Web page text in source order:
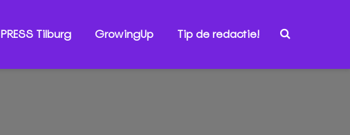
PRESS Tilburg GrowingUp Tip de redactie!